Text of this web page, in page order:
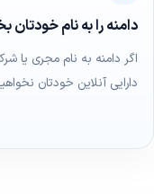
دامنه را به نام خودتان
اگر دامنه به نام مجری
دارایی آنلاین خودتان